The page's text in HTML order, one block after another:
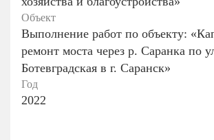
Объект
Выполнение работ по объекту:
ремонт моста через р. Саранка по
Ботевградская в г. Саранск»
Год
2022